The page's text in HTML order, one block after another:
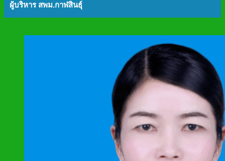
ผู้บริหาร สพม.กาฬสินธุ์